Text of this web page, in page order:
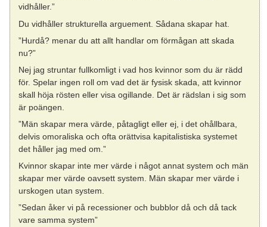
vidhåller.”
Du vidhåller strukturella arguement. Sådana skapar hat.
”Hurdå? menar du att allt handlar om förmågan att skada
nu?”
Nej jag struntar fullkomligt i vad hos kvinnor som du är rädd
för. Spelar ingen roll om vad det är fysisk skada, att kvinnor
skall höja rösten eller visa ogillande. Det är rädslan i sig som
är poängen.
”Män skapar mera värde, påtagligt eller ej, i det ohållbara,
delvis omoraliska och ofta orättvisa kapitalistiska systemet
det håller jag med om.”
Kvinnor skapar inte mer värde i något annat system och män
skapar mer värde oavsett system. Män skapar mer värde i
urskogen utan system.
”Sedan åker vi på recessioner och bubblor då och då tack
vare samma system”